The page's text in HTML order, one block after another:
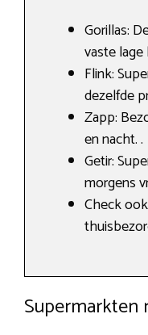
Gorillas:
vaste
Flink:
dezelfde
Zapp:
en nacht. .
Getir:
morgens
Check
Supermarkten